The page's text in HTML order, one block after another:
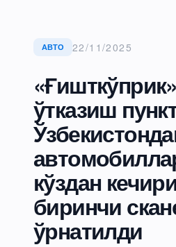
АВТО 22/11/2025
ўтказиш
кўздан
биринчи
ўрнатилди